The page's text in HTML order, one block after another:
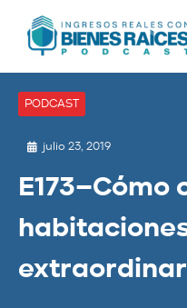
PODCAST
julio 23, 2019
E173–Cómo